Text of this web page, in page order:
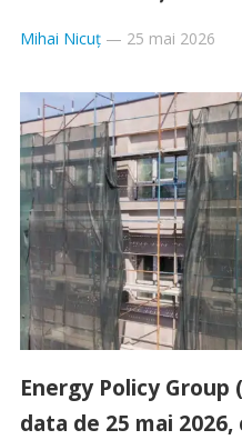
Mihai Nicuț— 25 mai 2026
Energy Policy Group
data de 25 mai